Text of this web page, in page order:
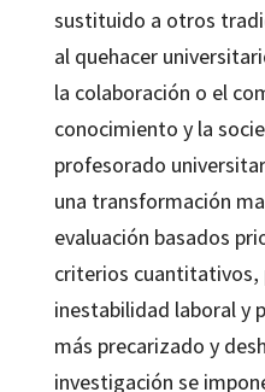
sustituido a otros
al quehacer
la colaboración o el
conocimiento y la
profesorado
una transformación
evaluación basados
criterios cuantitativos,
inestabilidad laboral y
más precarizado y
investigación se